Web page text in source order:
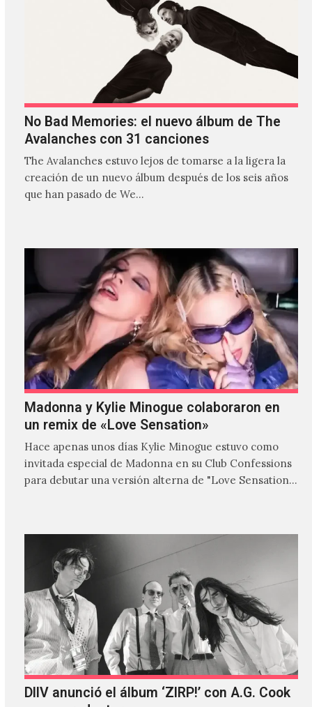
No Bad Memories: el nuevo álbum de The
Avalanches con 31 canciones
The Avalanches estuvo lejos de tomarse a la ligera la
creación de un nuevo álbum después de los seis años
que han pasado de We…
Madonna y Kylie Minogue colaboraron en
un remix de «Love Sensation»
Hace apenas unos días Kylie Minogue estuvo como
invitada especial de Madonna en su Club Confessions
para debutar una versión alterna de "Love Sensation",
DIIV anunció el álbum ‘ZIRP!’ con A.G. Cook